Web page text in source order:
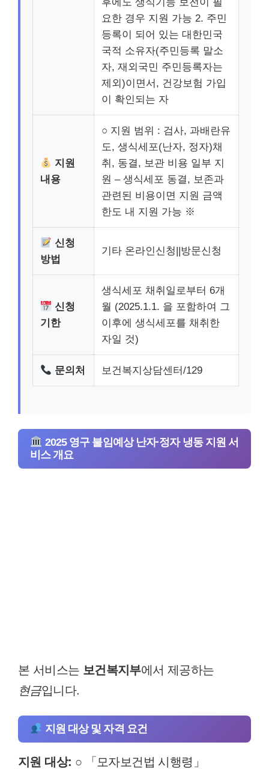
요한 경우 지원 가능 2. 주민
등록이 되어 있는 대한민국
국적 소유자(주민등록 말소
자, 재외국민 주민등록자는
제외)이면서, 건강보험 가입
이 확인되는 자
지원
내용
○ 지원 범위 : 검사, 과배란유
도, 생식세포(난자, 정자)채
취, 동결, 보관 비용 일부 지
원 – 생식세포 동결, 보존과
관련된 비용이면 지원 금액
한도 내 지원 가능 ※
신청
방법
기타 온라인신청||방문신청
신청
기한
생식세포 채취일로부터 6개
월 (2025.1.1. 을 포함하여 그
이후에 생식세포를 채취한
자일 것)
문의처 보건복지상담센터/129
2025 영구 불임예상 난자·정자 냉동 지원 서
비스 개요
본 서비스는 보건복지부에서 제공하는
현금입니다.
지원 대상 및 자격 요건
지원 대상: ○ 「모자보건법 시행령」